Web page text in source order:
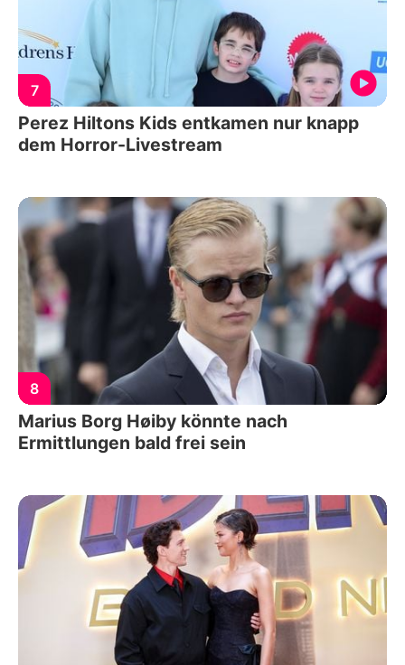
7
Perez Hiltons Kids entkamen nur knapp
dem Horror-Livestream
8
Marius Borg Høiby könnte nach
Ermittlungen bald frei sein